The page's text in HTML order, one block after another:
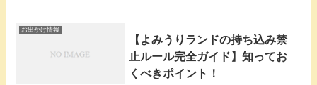
お出かけ情報
【よみうりランドの持ち込み禁
止ルール完全ガイド】知ってお
くべきポイント！